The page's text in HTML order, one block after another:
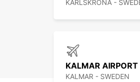
KARLSKRONA -
KALMAR AIRPORT
KALMAR - SWEDEN